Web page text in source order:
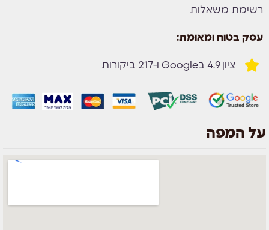
רשימת משאלות
עסק בטוח ומאומת:
ציון 4.9 בGoogle ו-217 ביקורות
על המפה